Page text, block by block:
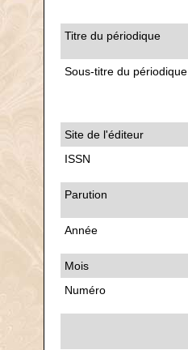
Titre du périodique
Sous-titre du périodique
Site de l'éditeur
ISSN
Parution
Année
Mois
Numéro